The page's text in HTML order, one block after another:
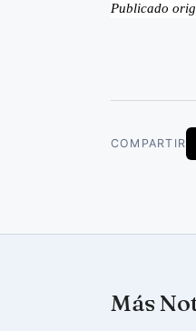
Publicado
COMPARTIR
Más